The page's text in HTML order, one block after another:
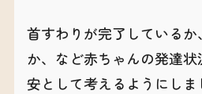
首すわりが完了しているか
か、など赤ちゃんの発達
安として考えるようにしま